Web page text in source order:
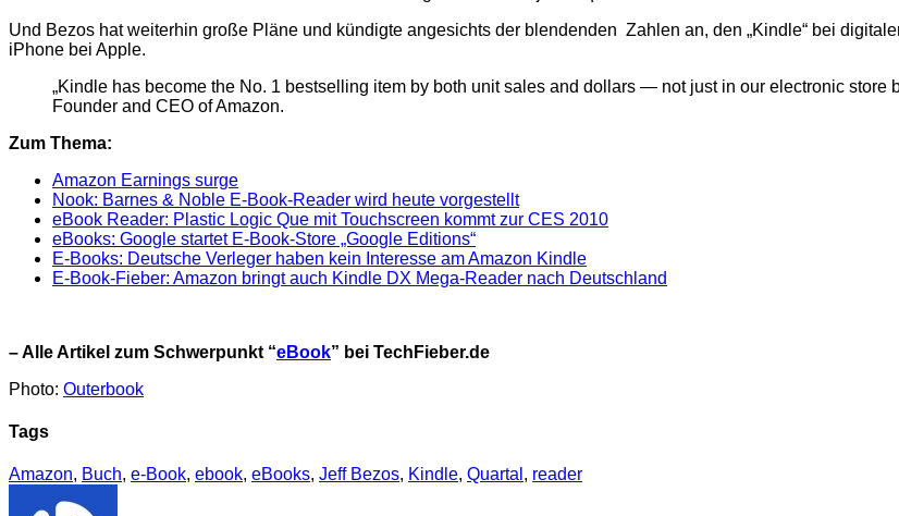
Und Bezos hat weiterhin große Pläne und kündigte angesichts der blendenden Zahlen an, den „Kindle“ bei
iPhone bei Apple.
„Kindle has become the No. 1 bestselling item by both unit sales and dollars — not just in our electronic store
Founder and CEO of Amazon.
Zum Thema:
Amazon Earnings surge
Nook: Barnes & Noble E-Book-Reader wird heute vorgestellt
eBook Reader: Plastic Logic Que mit Touchscreen kommt zur CES 2010
eBooks: Google startet E-Book-Store „Google Editions“
E-Books: Deutsche Verleger haben kein Interesse am Amazon Kindle
E-Book-Fieber: Amazon bringt auch Kindle DX Mega-Reader nach Deutschland
– Alle Artikel zum Schwerpunkt “eBook” bei TechFieber.de
Photo: Outerbook
Tags
Amazon, Buch, e-Book, ebook, eBooks, Jeff Bezos, Kindle, Quartal , reader